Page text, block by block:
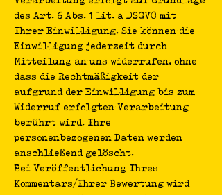
des Art. 6 Abs. 1 lit. a DSGVO mit
Ihrer Einwilligung. Sie können die
Einwilligung jederzeit durch
Mitteilung an uns widerrufen, ohne
dass die Rechtmäßigkeit der
aufgrund der Einwilligung bis zum
Widerruf erfolgten Verarbeitung
berührt wird. Ihre
personenbezogenen Daten werden
anschließend gelöscht.
Bei Veröffentlichung Ihres
Kommentars/Ihrer Bewertung wird